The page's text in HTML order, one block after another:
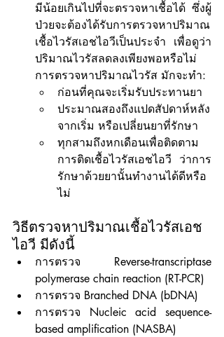
มีน้อยเกินไปที่จะตรวจหาเชื้อได้ ซึ่งผู้
ป่วยจะต้องได้รับการตรวจหาปริมาณ
เชื้อไวรัสเอชไอวีเป็นประจำ เพื่อดูว่า
ปริมาณไวรัสลดลงเพียงพอหรือไม่
การตรวจหาปริมาณไวรัส มักจะทำ:
ก่อนที่คุณจะเริ่มรับประทานยา
ประมาณสองถึงแปดสัปดาห์หลัง
จากเริ่ม หรือเปลี่ยนยาที่รักษา
ทุกสามถึงหกเดือนเพื่อติดตาม
การติดเชื้อไวรัสเอชไอวี ว่าการ
รักษาด้วยยานั้นทำงานได้ดีหรือ
ไม่
วิธีตรวจหาปริมาณเชื้อไวรัสเอช
ไอวี มีดังนี้
การตรวจ Reverse-transcriptase
polymerase chain reaction (RT-PCR)
การตรวจ Branched DNA (bDNA)
การตรวจ Nucleic acid sequence-
based amplification (NASBA)